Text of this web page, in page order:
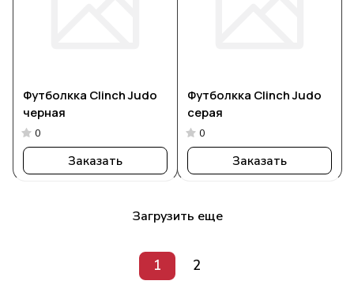
Футболкка Clinch Judo
черная
0
Заказать
Футболкка Clinch Judo
серая
0
Заказать
Загрузить еще
1 2